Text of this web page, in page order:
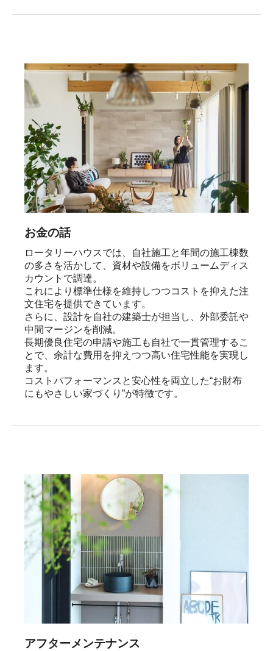
お金の話
ロータリーハウスでは、自社施工と年間の施工棟数
の多さを活かして、資材や設備をボリュームディス
カウントで調達。
これにより標準仕様を維持しつつコストを抑えた注
文住宅を提供できています。
さらに、設計を自社の建築士が担当し、外部委託や
中間マージンを削減。
長期優良住宅の申請や施工も自社で一貫管理するこ
とで、余計な費用を抑えつつ高い住宅性能を実現し
ます。
コストパフォーマンスと安心性を両立した“お財布
にもやさしい家づくり”が特徴です。
アフターメンテナンス